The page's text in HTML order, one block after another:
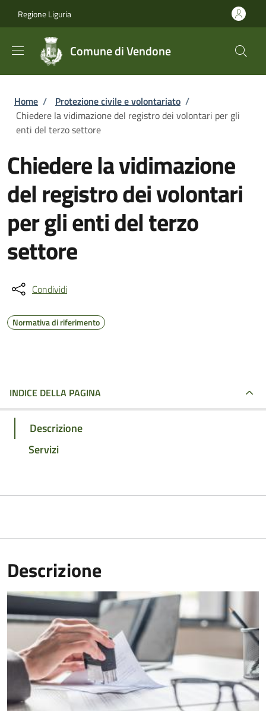
Regione Liguria
Comune di Vendone
Briciole di pane
Home / Protezione civile e volontariato /
Chiedere la vidimazione del registro dei volontari per gli
enti del terzo settore
Chiedere la vidimazione
del registro dei volontari
per gli enti del terzo
settore
Condividi
Normativa di riferimento
INDICE DELLA PAGINA
Descrizione
Servizi
Descrizione